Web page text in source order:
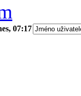
07:17